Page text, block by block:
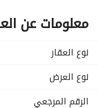
المساحة: 230 متر
الدور: الثالث
واجهة مميزة داخل
تشطيب سوبر لوكس
نموذج 8 وتم التصالح بالكامل
جميع المرافق متوفرة
3 غرف نوم
معلومات عن
نوع العقار
نوع العرض
الرقم المرجعي